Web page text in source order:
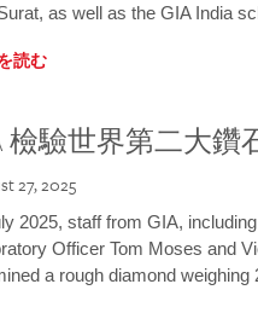
as well as the GIA India
読む
檢驗世界第二大鑽
27, 2025
2025, staff from GIA,
Officer Tom Moses and
a rough diamond weighing